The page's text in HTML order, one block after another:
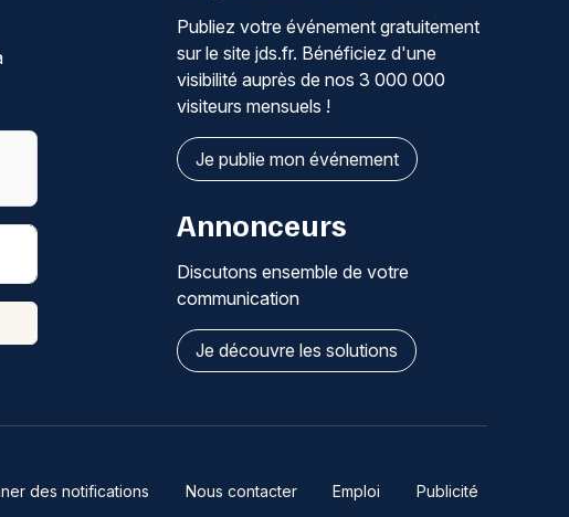
Publiez votre événement gratuitement
sur le site jds.fr. Bénéficiez d'une
visibilité auprès de nos 3 000 000
visiteurs mensuels !
Je publie mon événement
Annonceurs
Discutons ensemble de votre
communication
Je découvre les solutions
des notifications Nous contacter Emploi Publicité